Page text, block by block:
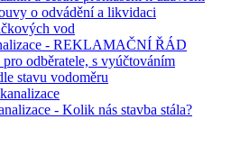
o odvádění a likvidaci
vod
- REKLAMAČNÍ ŘÁD
odběratele, s vyúčtováním
stavu vodoměru
- Kolik nás stavba stála?